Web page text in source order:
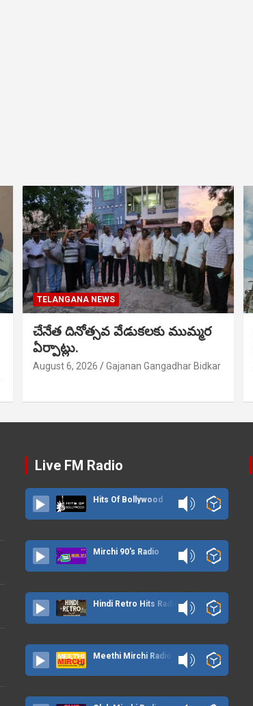
TELANGANA NEWS
చేనేత దినోత్సవ వేడుకలకు ముమ్మర
ఏర్పాట్లు.
August 6, 2026 Gajanan Gangadhar Bidkar
Live FM Radio
Hits Of Bollywood
Mirchi 90's Radio
Hindi Retro Hits Radio
Meethi Mirchi Radio